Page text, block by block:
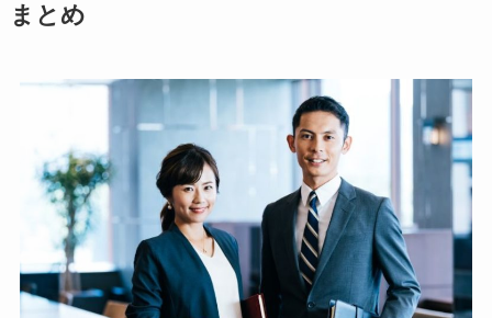
まとめ